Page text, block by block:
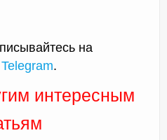
на
Telegram.
интересным